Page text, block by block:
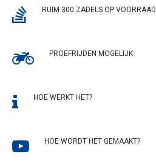
RUIM 300 ZADELS OP VOORRAAD
PROEFRIJDEN MOGELIJK
HOE WERKT HET?
HOE WORDT HET GEMAAKT?